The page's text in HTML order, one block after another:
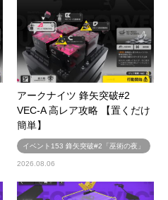
アークナイツ 鋒矢突破#2
VEC-A 高レア攻略 【置くだけ
簡単】
イベント153 鋒矢突破#2「巫術の夜」
2026.08.06